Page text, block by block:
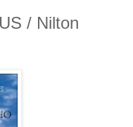
/ Nilton